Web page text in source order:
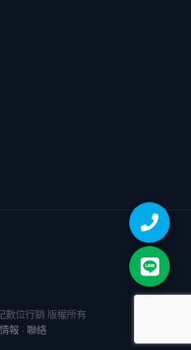
數位行銷 版權所有
情報 · 聯絡